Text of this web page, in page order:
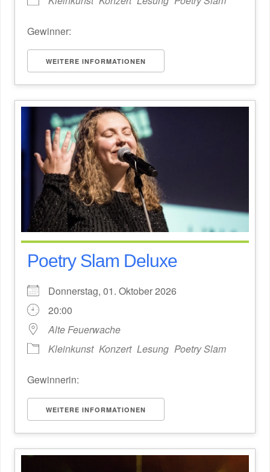
Gewinner:
WEITERE INFORMATIONEN
Poetry Slam Deluxe
Donnerstag, 01. Oktober 2026
20:00
Alte Feuerwache
Kleinkunst Konzert Lesung Poetry Slam
Gewinnerin:
WEITERE INFORMATIONEN